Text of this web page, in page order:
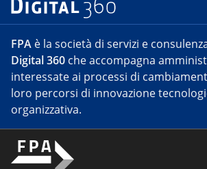
FPA è la società di servizi e
Digital 360 che accompagna
interessate ai processi di
loro percorsi di innovazione
organizzativa.